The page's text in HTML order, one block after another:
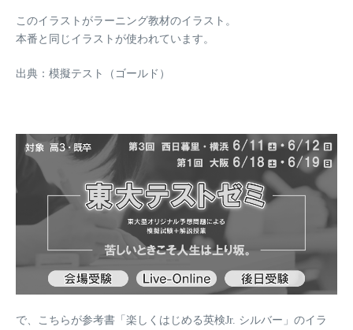
このイラストがラーニング教材のイラスト。
本番と同じイラストが使われています。
出典：模擬テスト（ゴールド）
で、こちらが参考書「楽しくはじめる英検Jr. シルバー」のイラ